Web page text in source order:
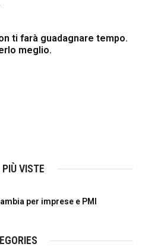
ti farà guadagnare tempo.
meglio.
VISTE
per imprese e PMI